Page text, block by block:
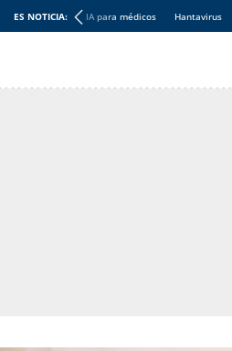
ES NOTICIA: IA para médicos Hantavirus